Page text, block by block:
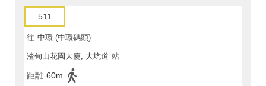
511
往 中環 (中環碼頭)
渣甸山花園大廈, 大坑道 站
距離 60m